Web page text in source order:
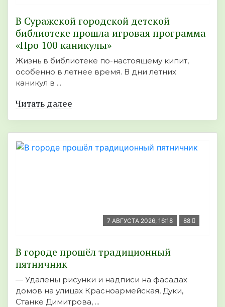
В Суражской городской детской
библиотеке прошла игровая программа
«Про 100 каникулы»
Жизнь в библиотеке по-настоящему кипит,
особенно в летнее время. В дни летних
каникул в ...
Читать далее
7 АВГУСТА 2026, 16:18 88
В городе прошёл традиционный
пятничник
— Удалены рисунки и надписи на фасадах
домов на улицах Красноармейская, Дуки,
Станке Димитрова, ...